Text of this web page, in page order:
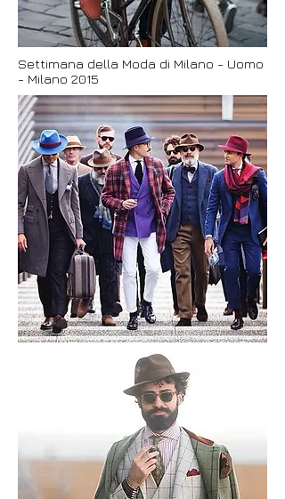
Settimana della Moda di Milano - Uomo
- Milano 2015